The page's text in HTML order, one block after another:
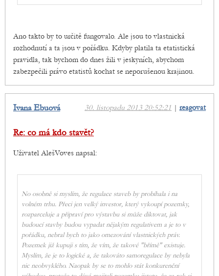
Ano takto by to určitě fungovalo. Ale jsou to vlastnická
rozhodnutí a ta jsou v pořádku. Kdyby platila ta etatistická
pravidla, tak bychom do dnes žili v jeskyních, abychom
zabezpečili právo etatistů kochat se neporušenou krajinou.
30. listopadu 2013 20:52:21 | reagovat
Ivana Ebuová
Re: co má kdo stavět?
Uživatel AlešVoves napsal:
No osobně si myslím, že regulace staveb by probíhala i na
volném trhu. Přeci jen velký investor, který vykoupí pozemky,
rozparceluje a připraví pro výstavbu si může diktovat, jak
budoucí stavby budou vypadat nějakým regulativem a je to v
pořádku, nebral bych to jako omezování vlastnických práv.
Pozemek již kupuji s tím, že vím, že takové "břímě" existuje.
Myslím, že je to logické a, že takováto samoregulace by nebyla
nic neobvyklého. Naopak by se to mohlo stát konkurenční